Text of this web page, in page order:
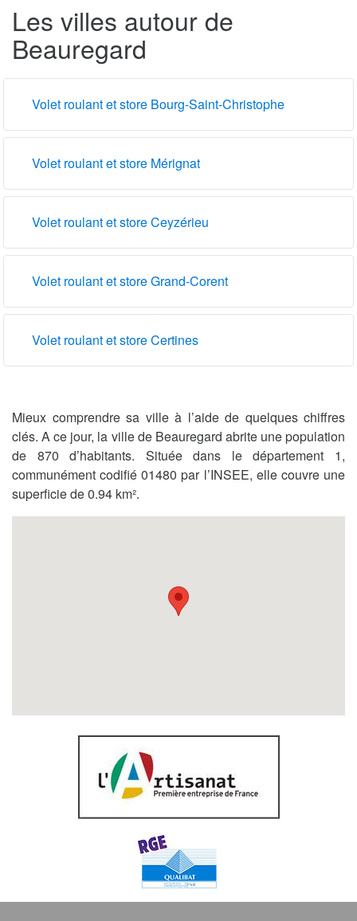
Les villes autour de
Beauregard
Volet roulant et store Bourg-Saint-Christophe
Volet roulant et store Mérignat
Volet roulant et store Ceyzérieu
Volet roulant et store Grand-Corent
Volet roulant et store Certines
Mieux comprendre sa ville à l’aide de quelques chiffres
clés. A ce jour, la ville de Beauregard abrite une population
de 870 d’habitants. Située dans le département 1,
communément codifié 01480 par l’INSEE, elle couvre une
superficie de 0.94 km².